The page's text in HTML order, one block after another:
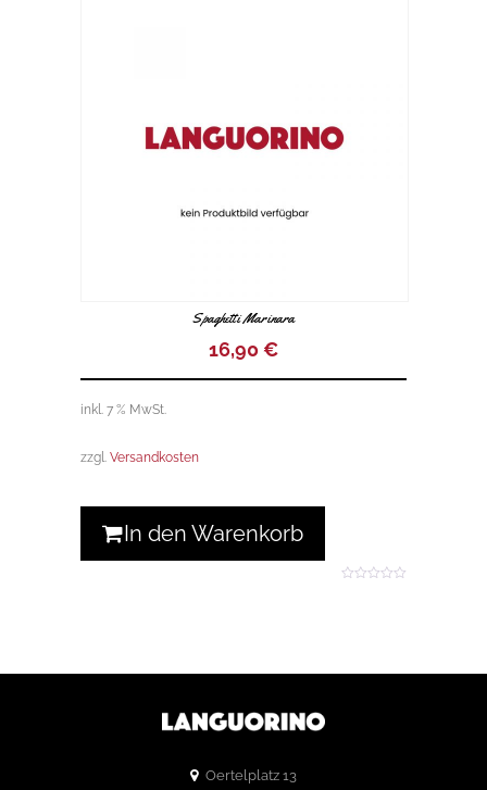
Spaghetti Marinara
16,90€
inkl. 7 % MwSt.
zzgl. Versandkosten
In den Warenkorb
Oertelplatz 13